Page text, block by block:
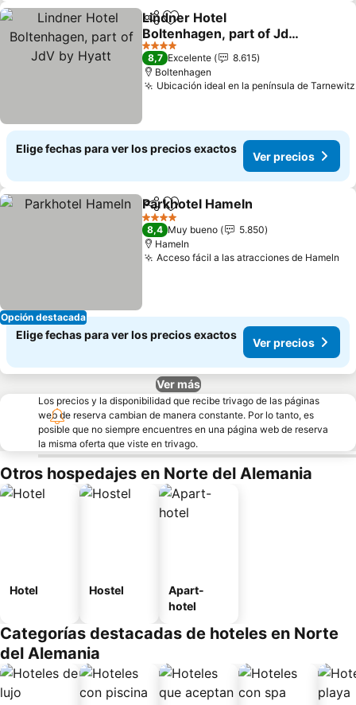
CompartirAgregar a favoritos
Lindner Hotel
Boltenhagen, part of JdV
by Hyatt
4 Estrellas
8,7 Excelente
8.615
Boltenhagen
Ubicación ideal en la península de Tarnewitz
Elige fechas para ver los precios exactos
Ver precios
Opción destacada
CompartirAgregar a favoritos
Parkhotel Hameln
4 Estrellas
8,4 Muy bueno
5.850
Hameln
Acceso fácil a las atracciones de Hameln
Elige fechas para ver los precios exactos
Ver precios
Ver más
Los precios y la disponibilidad que recibe trivago de las páginas
web de reserva cambian de manera constante. Por lo tanto, es
posible que no siempre encuentres en una página web de reserva
la misma oferta que viste en trivago.
Otros hospedajes en Norte del Alemania
Hotel Hostel
Apart-
hotel
Categorías destacadas de hoteles en Norte
del Alemania